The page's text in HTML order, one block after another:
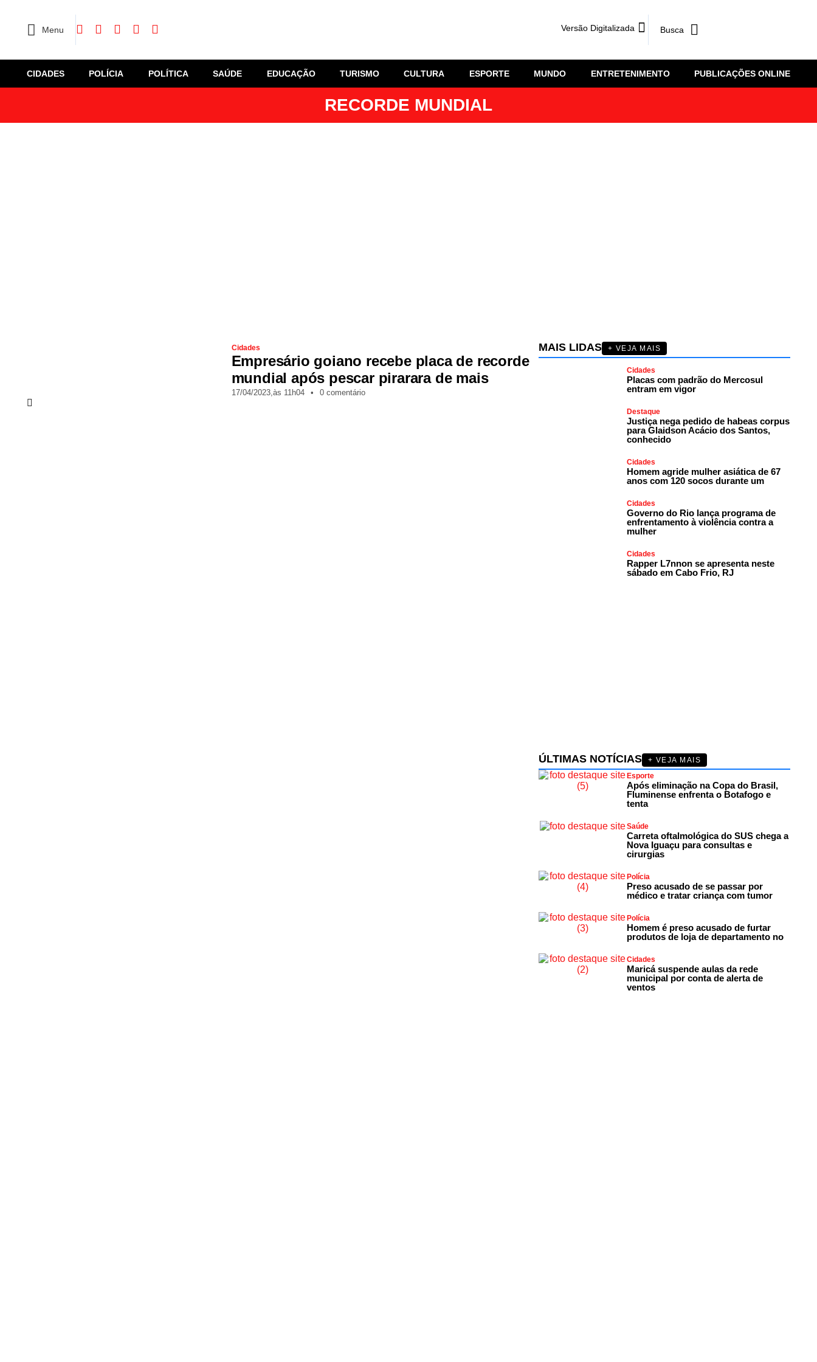
Menu Versão Digitalizada
CIDADES POLÍCIA POLÍTICA SAÚDE EDUCAÇÃO TURISMO CULTURA ESPORTE MUNDO ENTRETENIMENTO PUBLICAÇÕES ONLINE
RECORDE MUNDIAL
Cidades
Empresário goiano recebe placa de recorde
mundial após pescar pirarara de mais
17/04/2023,às 11h04 • 0 comentário
MAIS LIDAS + VEJA MAIS
Cidades
Placas com padrão do Mercosul
entram em vigor
Destaque
Justiça nega pedido de habeas corpus
para Glaidson Acácio dos Santos,
conhecido
Cidades
Homem agride mulher asiática de 67
anos com 120 socos durante um
Cidades
Governo do Rio lança programa de
enfrentamento à violência contra a
mulher
Cidades
Rapper L7nnon se apresenta neste
sábado em Cabo Frio, RJ
ÚLTIMAS NOTÍCIAS
+ VEJA MAIS
Esporte
Após eliminação na Copa do Brasil,
Fluminense enfrenta o Botafogo e
tenta
Saúde
Carreta oftalmológica do SUS chega a
Nova Iguaçu para consultas e
cirurgias
Polícia
Preso acusado de se passar por
médico e tratar criança com tumor
Polícia
Homem é preso acusado de furtar
produtos de loja de departamento no
Cidades
Maricá suspende aulas da rede
municipal por conta de alerta de
ventos